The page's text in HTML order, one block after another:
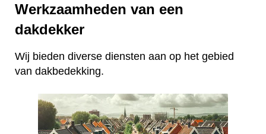
Werkzaamheden van een
dakdekker
Wij bieden diverse diensten aan op het gebied
van dakbedekking.